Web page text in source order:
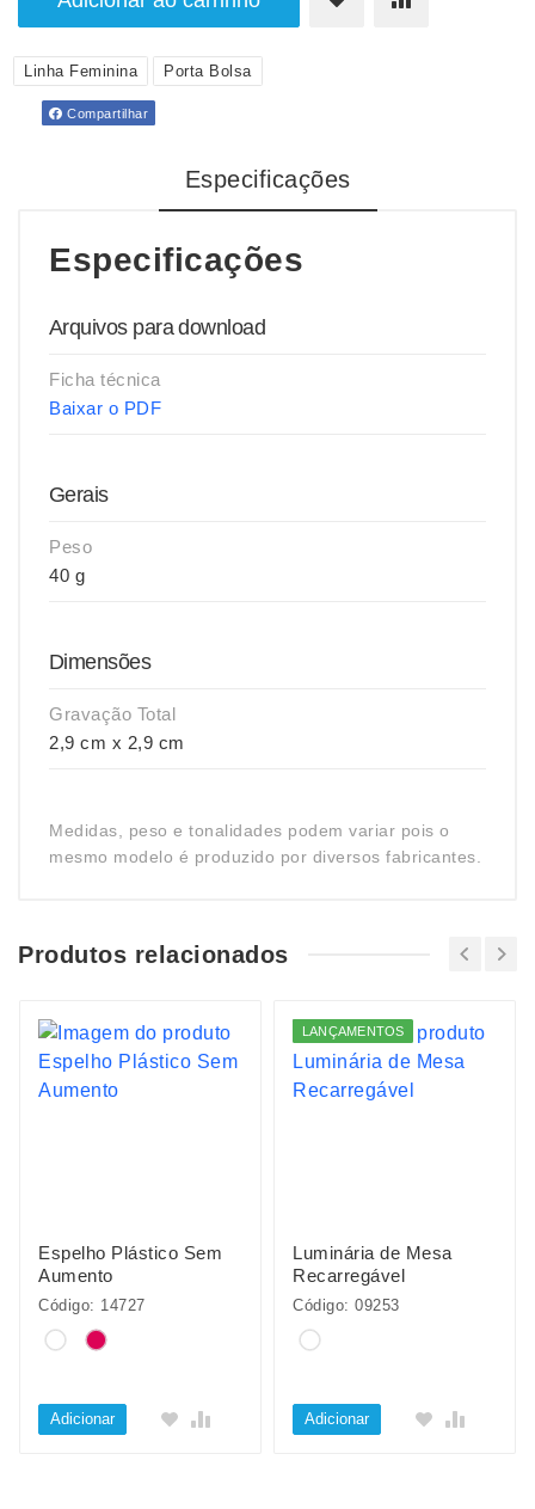
Linha Feminina Porta Bolsa
Compartilhar
Especificações
Especificações
Arquivos para download
Ficha técnica
Baixar o PDF
Gerais
Peso
40 g
Dimensões
Gravação Total
2,9 cm x 2,9 cm
Medidas, peso e tonalidades podem variar pois o
mesmo modelo é produzido por diversos fabricantes.
Produtos relacionados
Espelho Plástico Sem
Aumento
Código: 14727
Adicionar
LANÇAMENTOS
Luminária de Mesa
Recarregável
Código: 09253
Adicionar